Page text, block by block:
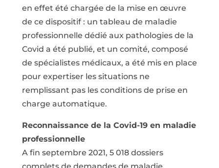
en effet été chargée de la mise en œuvre
de ce dispositif : un tableau de maladie
professionnelle dédié aux pathologies de la
Covid a été publié, et un comité, composé
de spécialistes médicaux, a été mis en place
pour expertiser les situations ne
remplissant pas les conditions de prise en
charge automatique.
Reconnaissance de la Covid-19 en maladie
professionnelle
A fin septembre 2021, 5 018 dossiers